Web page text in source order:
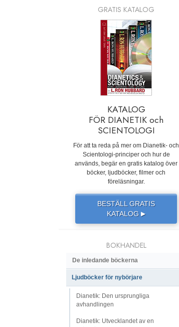
GRATIS KATALOG
KATALOG
FÖR DIANETIK och
SCIENTOLOGI
För att ta reda på mer om Dianetik- och
Scientologi-principer och hur de
används, begär en gratis katalog över
böcker, ljudböcker, filmer och
föreläsningar.
BESTÄLL GRATIS
KATALOG ▶
BOKHANDEL
De inledande böckerna
Ljudböcker för nybörjare
Dianetik: Den ursprungliga
avhandlingen
Dianetik: Utvecklandet av en